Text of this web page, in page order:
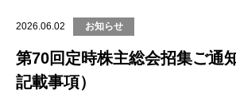
2026.06.02 お知らせ
第70回定時株主総会招集ご通
記載事項）